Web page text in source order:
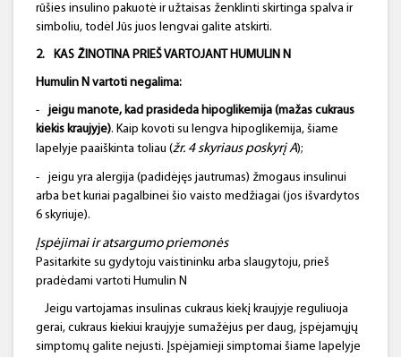
rūšies insulino pakuotė ir užtaisas ženklinti skirtinga spalva ir
simboliu, todėl Jūs juos lengvai galite atskirti.
2. KAS ŽINOTINA PRIEŠ VARTOJANT HUMULIN N
Humulin N vartoti negalima:
-
jeigu manote, kad prasideda hipoglikemija (mažas cukraus
kiekis kraujyje). Kaip kovoti su lengva hipoglikemija, šiame
lapelyje paaiškinta toliau (žr. 4 skyriaus poskyrį A);
-
jeigu yra alergija (padidėjęs jautrumas) žmogaus insulinui
arba bet kuriai pagalbinei šio vaisto medžiagai (jos išvardytos
6 skyriuje).
Įspėjimai ir atsargumo priemonės
Pasitarkite su gydytoju vaistininku arba slaugytoju, prieš
pradėdami vartoti Humulin N
Jeigu vartojamas insulinas cukraus kiekį kraujyje reguliuoja
gerai, cukraus kiekiui kraujyje sumažėjus per daug, įspėjamųjų
simptomų galite nejusti. Įspėjamieji simptomai šiame lapelyje